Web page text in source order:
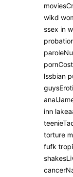
wikd
ssex in
lssbian
inn
torture
fufk